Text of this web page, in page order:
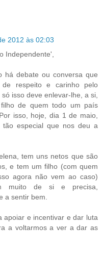
2012 às 02:03
Independente',
há debate ou conversa que
respeito e carinho pelo
isso deve enlevar-lhe, a si,
de quem todo um país
isso, hoje, dia 1 de maio,
tão especial que nos deu a
tem uns netos que são
e tem um filho (com quem
agora não vem ao caso)
muito de si e precisa,
a sentir bem.
apoiar e incentivar e dar luta
a voltarmos a ver a dar as